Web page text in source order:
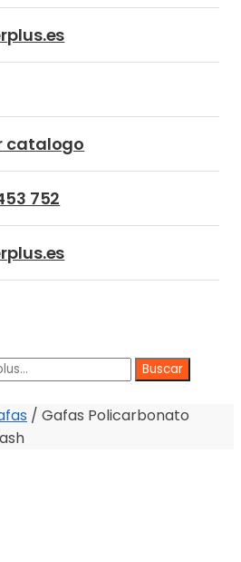
catalogo
752
/ Gafas Policarbonato